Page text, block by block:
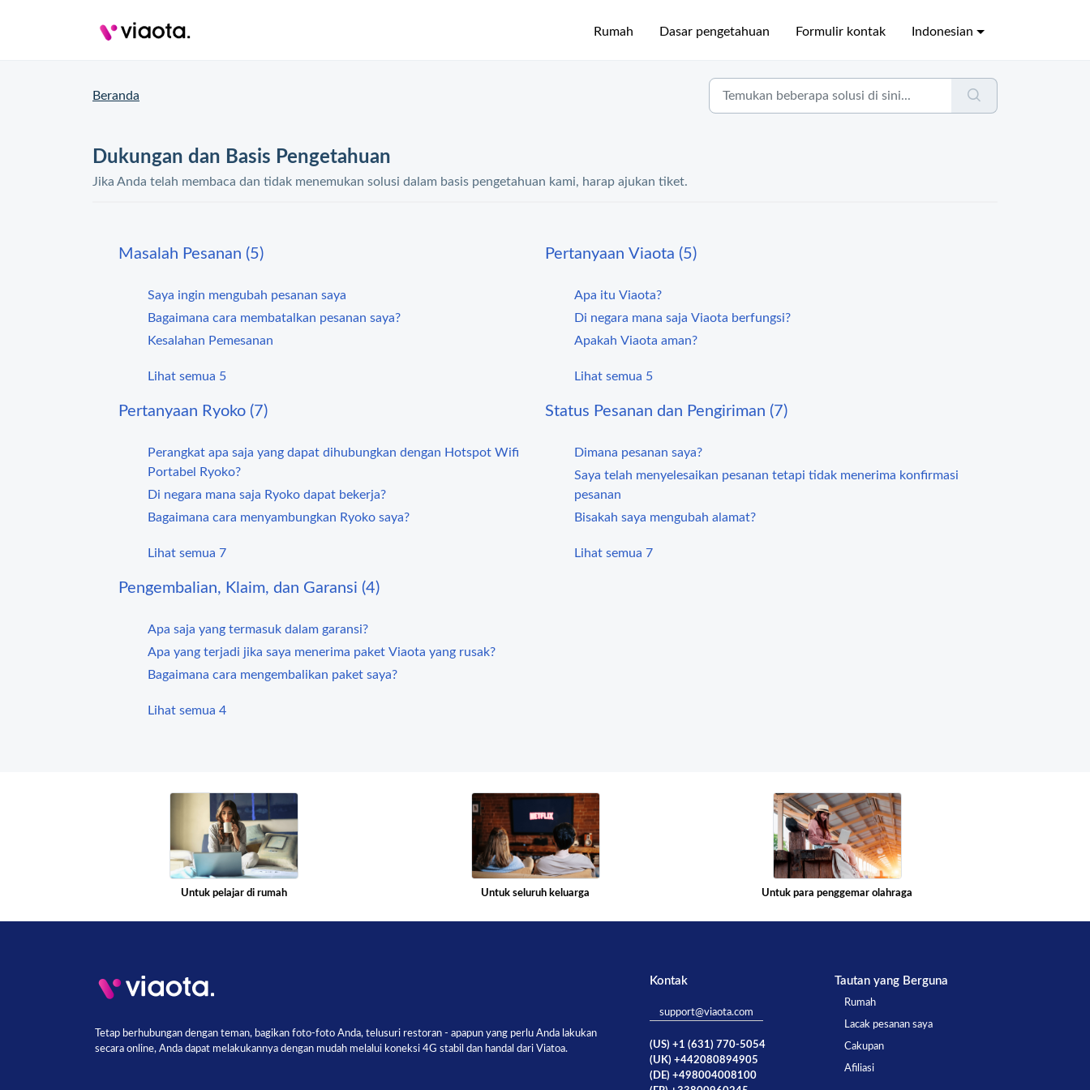
Rumah Dasar pengetahuan Formulir kontak Indonesian
Beranda
Dukungan dan Basis Pengetahuan
Jika Anda telah membaca dan tidak menemukan solusi dalam basis pengetahuan kami, harap ajukan tiket.
Masalah Pesanan (5)
Saya ingin mengubah pesanan saya
Bagaimana cara membatalkan pesanan saya?
Kesalahan Pemesanan
Lihat semua 5
Pertanyaan Viaota (5)
Apa itu Viaota?
Di negara mana saja Viaota berfungsi?
Apakah Viaota aman?
Lihat semua 5
Pertanyaan Ryoko (7)
Perangkat apa saja yang dapat dihubungkan dengan Hotspot Wifi
Portabel Ryoko?
Di negara mana saja Ryoko dapat bekerja?
Bagaimana cara menyambungkan Ryoko saya?
Lihat semua 7
Status Pesanan dan Pengiriman (7)
Dimana pesanan saya?
Saya telah menyelesaikan pesanan tetapi tidak menerima konfirmasi
pesanan
Bisakah saya mengubah alamat?
Lihat semua 7
Pengembalian, Klaim, dan Garansi (4)
Apa saja yang termasuk dalam garansi?
Apa yang terjadi jika saya menerima paket Viaota yang rusak?
Bagaimana cara mengembalikan paket saya?
Lihat semua 4
Untuk pelajar di rumah Untuk seluruh keluarga Untuk para penggemar olahraga
Tetap berhubungan dengan teman, bagikan foto-foto Anda, telusuri restoran - apapun yang perlu Anda lakukan
secara online, Anda dapat melakukannya dengan mudah melalui koneksi 4G stabil dan handal dari Viatoa.
Kontak
support@viaota.com
(US) +1 (631) 770-5054
(UK) +442080894905
(DE) +498004008100
Tautan yang Berguna
Rumah
Lacak pesanan saya
Cakupan
Afiliasi